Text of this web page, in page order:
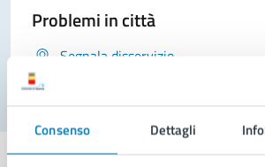
Consenso Dettagli
Problemi in città
Segnala disservizio